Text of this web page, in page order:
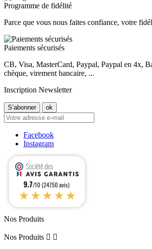
Programme de fidélité
Parce que vous nous faites confiance, votre
Paiements sécurisés
CB, Visa, MasterCard, Paypal, Paypal en 4x,
chèque, virement bancaire, ...
Inscription Newsletter
Facebook
Instagram
9.7/10 (24750 avis)
★★★★★
Nos Produits
Nos Produits  